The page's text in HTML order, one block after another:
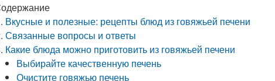
Вкусные и полезные: рецепты блюд из говяжьей печени
Связанные вопросы и ответы
Какие блюда можно приготовить из говяжьей печени
Выбирайте качественную печень
Очистите говяжью печень